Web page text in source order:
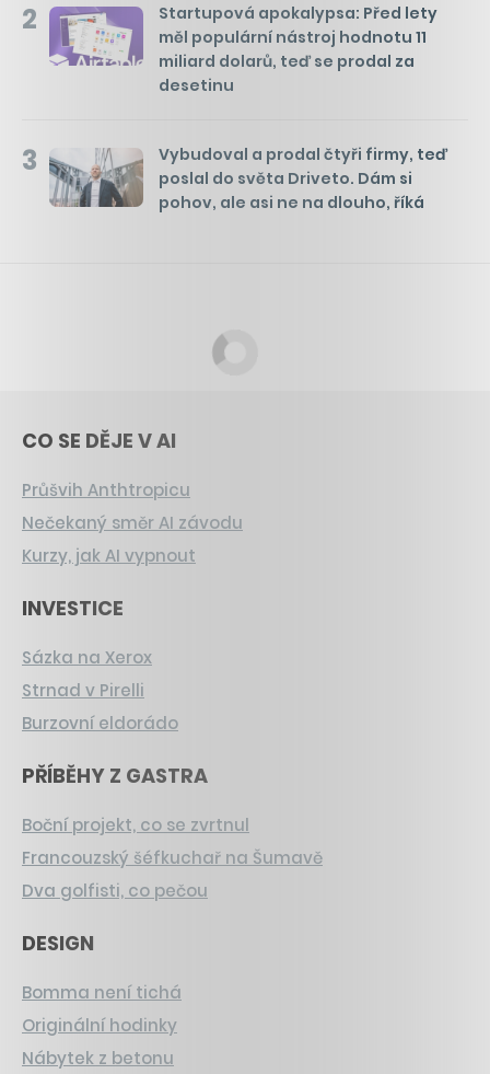
2
Startupová apokalypsa: Před lety
měl populární nástroj hodnotu 11
miliard dolarů, teď se prodal za
desetinu
3
Vybudoval a prodal čtyři firmy, teď
poslal do světa Driveto. Dám si
pohov, ale asi ne na dlouho, říká
CO SE DĚJE V AI
Průšvih Anthtropicu
Nečekaný směr AI závodu
Kurzy, jak AI vypnout
INVESTICE
Sázka na Xerox
Strnad v Pirelli
Burzovní eldorádo
PŘÍBĚHY Z GASTRA
Boční projekt, co se zvrtnul
Francouzský šéfkuchař na Šumavě
Dva golfisti, co pečou
DESIGN
Bomma není tichá
Originální hodinky
Nábytek z betonu